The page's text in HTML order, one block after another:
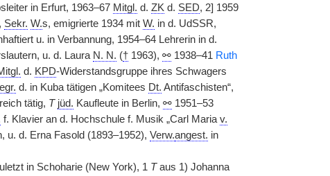
in Erfurt, 1963–67 Mitgl. d. ZK d. SED, 2] 1959
Sekr. W.s, emigrierte 1934 mit W. in d. UdSSR,
u. in Verbannung, 1954–64 Lehrerin in d.
u. d. Laura N. N. (†1963), ⚯1938–41 Ruth
d. KPD-Widerstandsgruppe ihres Schwagers
d. in Kuba tätigen „Komitees Dt. Antifaschisten“,
tätig, T jüd. Kaufleute in Berlin, ⚯1951–53
f. Klavier an d. Hochschule f. Musik „Carl Maria v.
u. d. Erna Fasold (1893–1952), Verw.angest. in
in Schoharie (New York), 1 Taus 1) Johanna